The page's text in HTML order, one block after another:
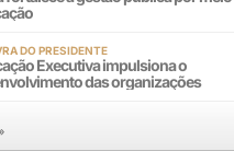
DO PRESIDENTE
Executiva impulsiona o
das organizações